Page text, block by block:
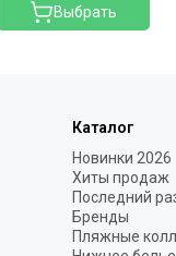
Выбрать
Каталог
Новинки 2026
Хиты продаж
Последний
Бренды
Пляжные